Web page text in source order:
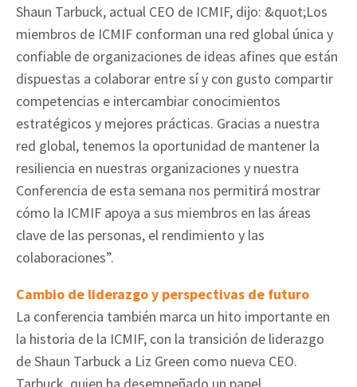
Shaun Tarbuck, actual CEO de ICMIF, dijo: &quot;Los
miembros de ICMIF conforman una red global única y
confiable de organizaciones de ideas afines que están
dispuestas a colaborar entre sí y con gusto compartir
competencias e intercambiar conocimientos
estratégicos y mejores prácticas. Gracias a nuestra
red global, tenemos la oportunidad de mantener la
resiliencia en nuestras organizaciones y nuestra
Conferencia de esta semana nos permitirá mostrar
cómo la ICMIF apoya a sus miembros en las áreas
clave de las personas, el rendimiento y las
colaboraciones”.
Cambio de liderazgo y perspectivas de futuro
La conferencia también marca un hito importante en
la historia de la ICMIF, con la transición de liderazgo
de Shaun Tarbuck a Liz Green como nueva CEO.